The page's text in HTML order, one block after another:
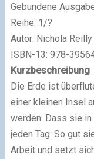
Gebundene
Reihe: 1/?
Autor: Nichola Reilly
ISBN-13: 978-
Kurzbeschreibung
Die Erde ist
einer kleinen Insel
werden. Dass sie
jeden Tag. So gut
Arbeit und setzt